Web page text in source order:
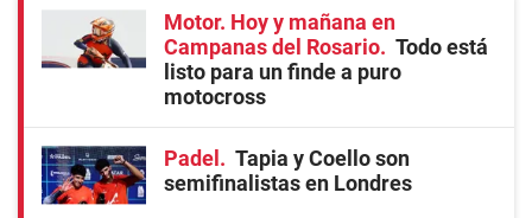
Motor. Hoy y mañana en
Campanas del Rosario
Todo está
listo para un finde a puro
motocross
Padel
Tapia y Coello son
semifinalistas en Londres